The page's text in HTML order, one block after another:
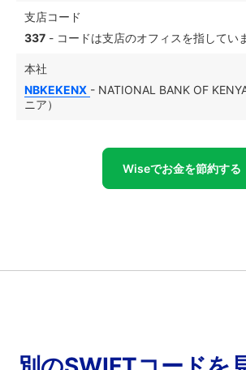
支店コード
337 - コードは支店のオフィスを指してい
本社
NBKEKENX - NATIONAL BANK OF
ニア）
Wiseでお金を節約する